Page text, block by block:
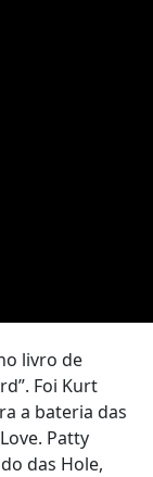
livro de
Foi Kurt
a bateria das
Patty
das Hole,